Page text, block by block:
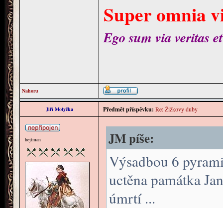
Super omnia
Ego sum via veritas
Nahoru
Jiří Motyčka Předmět příspěvku: Re: Žižkovy duby
hejtman JM píše:
Výsadbou 6
uctěna památka
úmrtí ...